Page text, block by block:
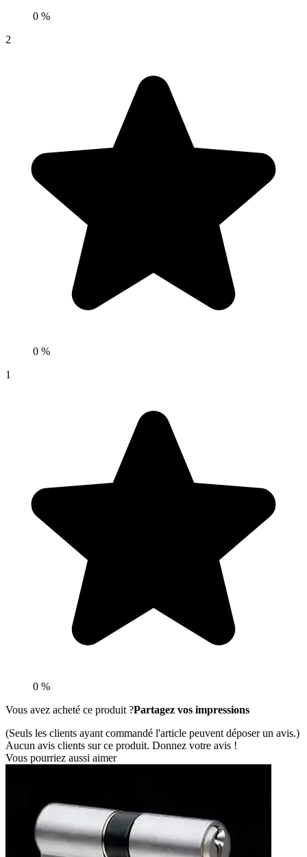
0 %
2
0 %
1
0 %
Vous avez acheté ce produit ?Partagez vos impressions
(Seuls les clients ayant commandé l'article peuvent déposer un avis.)
Aucun avis clients sur ce produit. Donnez votre avis !
Vous pourriez aussi aimer